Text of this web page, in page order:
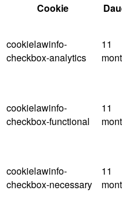
Cookie
cookielawinfo-
checkbox-analytics
11
cookielawinfo-
checkbox-functional
11
cookielawinfo-
checkbox-necessary
11